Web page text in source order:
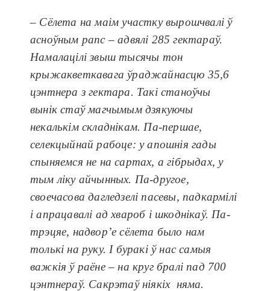
– Сёлета на маім участку вырошчвалі ў
асноўным рапс – адвялі 285 гектараў.
Намалацілі звыш тысячы тон
крыжакветкавага ўраджайнасцю 35,6
цэнтнера з гектара. Такі станоўчы
вынік стаў магчымым дзякуючы
некалькім складнікам. Па-першае,
селекцыйнай рабоце: у апошнія гады
спыняемся не на сартах, а гібрыдах, у
тым ліку айчынных. Па-другое,
своечасова дагледзелі пасевы, падкармілі
і апрацавалі ад хвароб і шкоднікаў. Па-
трэцяе, надвор’е сёлета было нам
толькі на руку. І буракі ў нас самыя
важкія ў раёне – на круг бралі пад 700
цэнтнераў. Сакрэтаў ніякіх няма.